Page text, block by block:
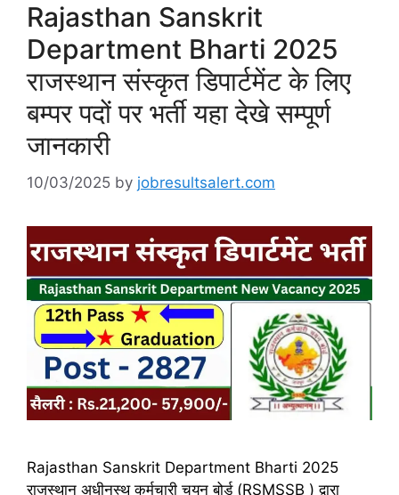
Rajasthan Sanskrit
Department Bharti 2025
राजस्थान संस्कृत डिपार्टमेंट के लिए
बम्पर पदों पर भर्ती यहा देखे सम्पूर्ण
जानकारी
10/03/2025 by jobresultsalert.com
Rajasthan Sanskrit Department Bharti 2025
राजस्थान अधीनस्थ कर्मचारी चयन बोर्ड (RSMSSB ) द्वारा